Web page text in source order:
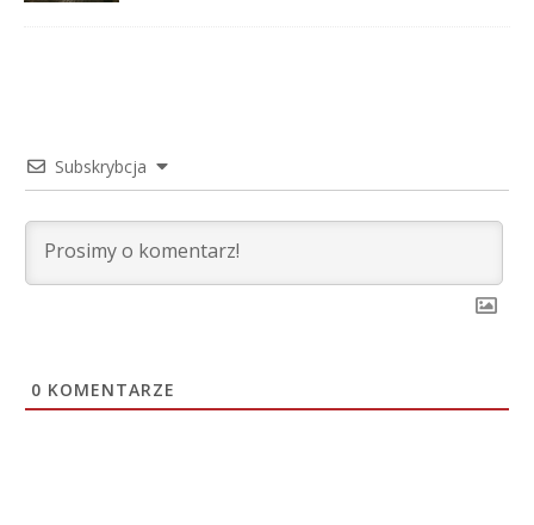
Subskrybcja
0 KOMENTARZE